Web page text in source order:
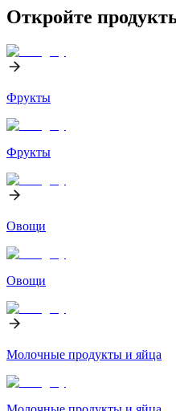
Откройте
Фрукты
Фрукты
Овощи
Овощи
Молочные продукты и яйца